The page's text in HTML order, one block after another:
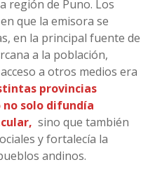
región de Puno. Los
que la emisora se
en la principal fuente de
a la población,
a otros medios era
provincias
solo difundía
sino que también
y fortalecía la
andinos.